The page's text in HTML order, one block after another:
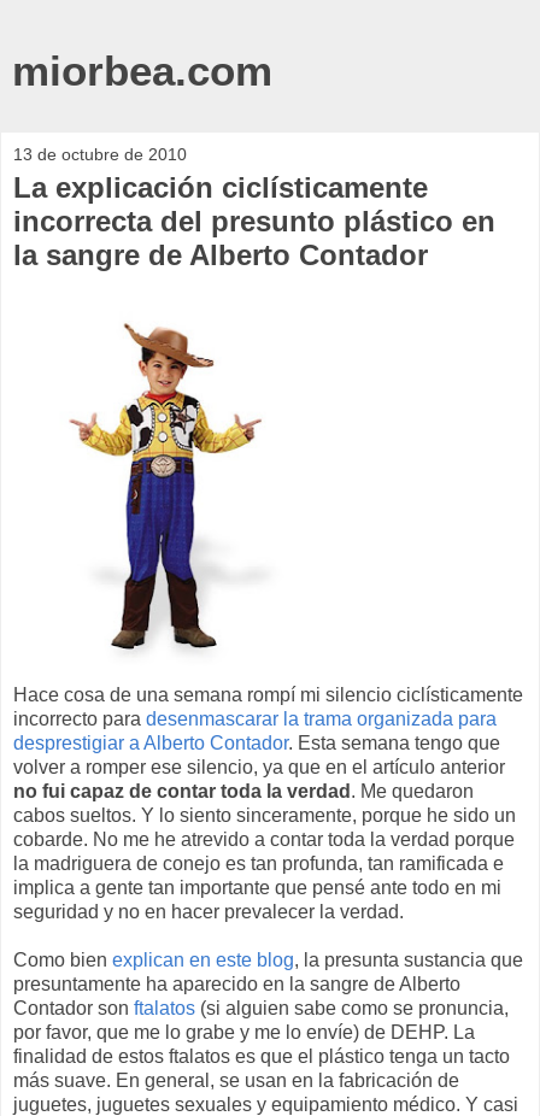
miorbea.com
13 de octubre de 2010
La explicación ciclísticamente
incorrecta del presunto plástico en
la sangre de Alberto Contador
Hace cosa de una semana rompí mi silencio ciclísticamente
incorrecto para desenmascarar la trama organizada para
desprestigiar a Alberto Contador. Esta semana tengo que
volver a romper ese silencio, ya que en el artículo anterior
no fui capaz de contar toda la verdad . Me quedaron
cabos sueltos. Y lo siento sinceramente, porque he sido un
cobarde. No me he atrevido a contar toda la verdad porque
la madriguera de conejo es tan profunda, tan ramificada e
implica a gente tan importante que pensé ante todo en mi
seguridad y no en hacer prevalecer la verdad.
Como bien explican en este blog, la presunta sustancia que
presuntamente ha aparecido en la sangre de Alberto
Contador son ftalatos (si alguien sabe como se pronuncia,
por favor, que me lo grabe y me lo envíe) de DEHP. La
finalidad de estos ftalatos es que el plástico tenga un tacto
más suave. En general, se usan en la fabricación de
juguetes, juguetes sexuales y equipamiento médico. Y casi